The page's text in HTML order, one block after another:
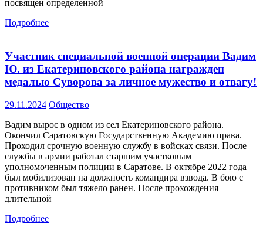
посвящен определенной
Подробнее
Участник специальной военной операции Вадим
Ю. из Екатериновского района награжден
медалью Суворова за личное мужество и отвагу!
29.11.2024 Общество
Вадим вырос в одном из сел Екатериновского района.
Окончил Саратовскую Государственную Академию права.
Проходил срочную военную службу в войсках связи. После
службы в армии работал старшим участковым
уполномоченным полиции в Саратове. В октябре 2022 года
был мобилизован на должность командира взвода. В бою с
противником был тяжело ранен. После прохождения
длительной
Подробнее